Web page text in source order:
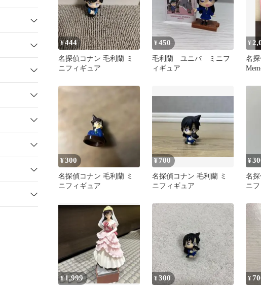
¥444
名探偵コナン 毛利蘭 ミ
ニフィギュア
¥450
毛利蘭 ユニバ ミニフ
ィギュア
¥
名探
¥300
名探偵コナン 毛利蘭 ミ
ニフィギュア
¥ 700
名探偵コナン 毛利蘭 ミ
ニフィギュア
¥
名探
ニ
¥1,999 ¥300 ¥